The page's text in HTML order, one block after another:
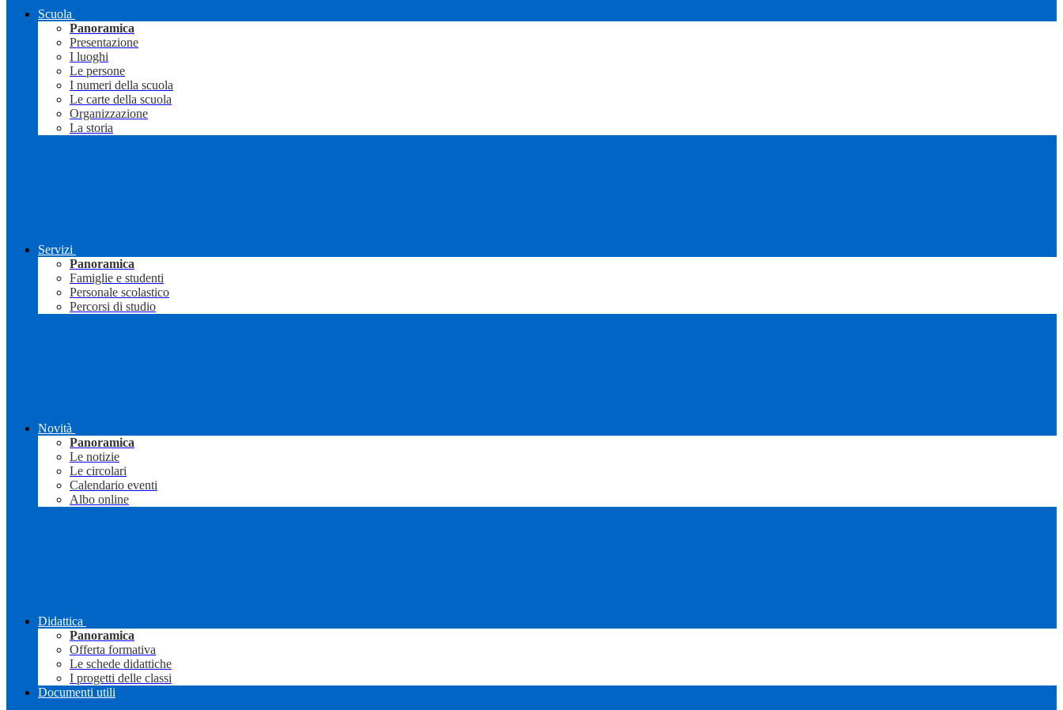
Scuola
Panoramica
Presentazione
I luoghi
Le persone
I numeri della scuola
Le carte della scuola
Organizzazione
La storia
Servizi
Panoramica
Famiglie e studenti
Personale scolastico
Percorsi di studio
Novità
Panoramica
Le notizie
Le circolari
Calendario eventi
Albo online
Didattica
Panoramica
Offerta formativa
Le schede didattiche
I progetti delle classi
Documenti utili